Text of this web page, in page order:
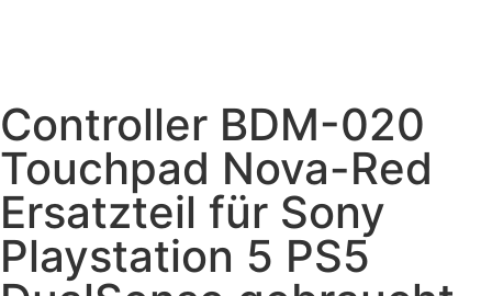
Controller BDM-020
Touchpad Nova-Red
Ersatzteil für Sony
Playstation 5 PS5